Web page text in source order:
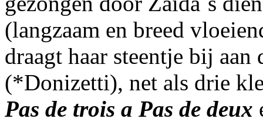
(langzaam en breed
draagt haar steentje bij
(*Donizetti), net als drie
Pas de trois a Pas de deux